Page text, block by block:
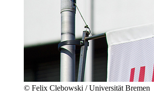
© Felix Clebowski / Universität Bremen